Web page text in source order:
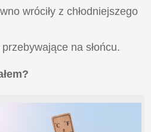
wróciły z chłodniejszego
na słońcu.